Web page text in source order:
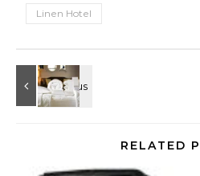
Linen Hotel
RELATED